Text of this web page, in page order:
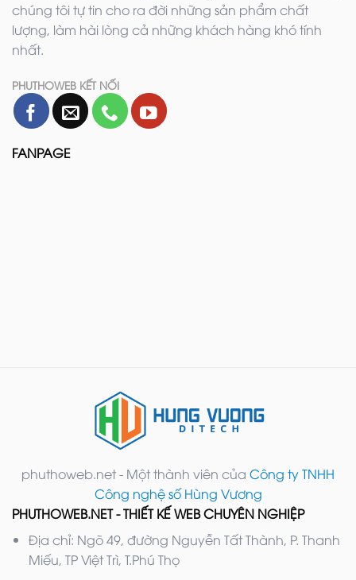
chúng tôi tự tin cho ra đời những sản phẩm chất
lượng, làm hài lòng cả những khách hàng khó tính
nhất.
PHUTHOWEB KẾT NỐI
FANPAGE
phuthoweb.net - Một thành viên của Công ty TNHH
Công nghệ số Hùng Vương
PHUTHOWEB.NET - THIẾT KẾ WEB CHUYÊN NGHIỆP
Địa chỉ: Ngõ 49, đường Nguyễn Tất Thành, P. Thanh
Miếu, TP Việt Trì, T.Phú Thọ